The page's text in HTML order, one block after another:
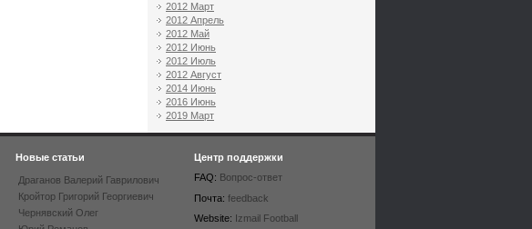
2012 Март
2012 Апрель
2012 Май
2012 Июнь
2012 Июль
2012 Август
2014 Июнь
2016 Июнь
2019 Март
Новые статьи
Драганов Валерий Гаврилович
Кройтор Григорий Георгиевич
Чернявский Олег
Центр поддержки
FAQ: Вопрос-ответ
Почта: feedback
Website:
Izmail Football